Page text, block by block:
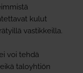
kulut
vastikkeilla.
voi tehdä
taloyhtiön